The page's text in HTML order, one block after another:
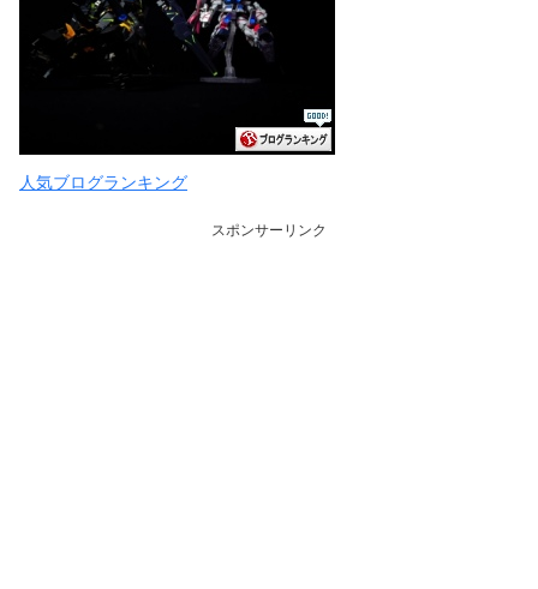
人気ブログランキング
スポンサーリンク